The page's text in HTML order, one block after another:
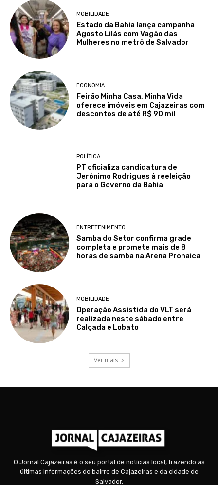
MOBILIDADE
Estado da Bahia lança campanha
Agosto Lilás com Vagão das
Mulheres no metrô de Salvador
ECONOMIA
Feirão Minha Casa, Minha Vida
oferece imóveis em Cajazeiras com
descontos de até R$ 90 mil
POLÍTICA
PT oficializa candidatura de
Jerônimo Rodrigues à reeleição
para o Governo da Bahia
ENTRETENIMENTO
Samba do Setor confirma grade
completa e promete mais de 8
horas de samba na Arena Pronaica
MOBILIDADE
Operação Assistida do VLT será
realizada neste sábado entre
Calçada e Lobato
Ver mais
O Jornal Cajazeiras é o seu portal de notícias local, trazendo as
últimas informações do bairro de Cajazeiras e da cidade de
Salvador.